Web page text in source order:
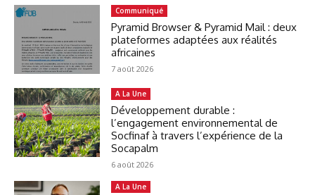
Communiqué
Pyramid Browser & Pyramid Mail : deux
plateformes adaptées aux réalités
africaines
7 août 2026
A La Une
Développement durable :
l’engagement environnemental de
Socfinaf à travers l’expérience de la
Socapalm
6 août 2026
A La Une